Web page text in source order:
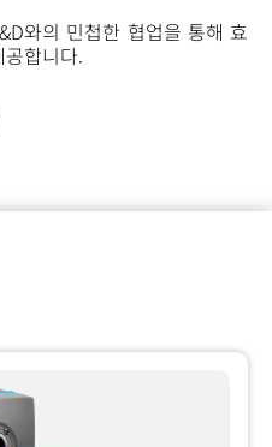
와의 민첩한 협업을 통해 효
합니다.